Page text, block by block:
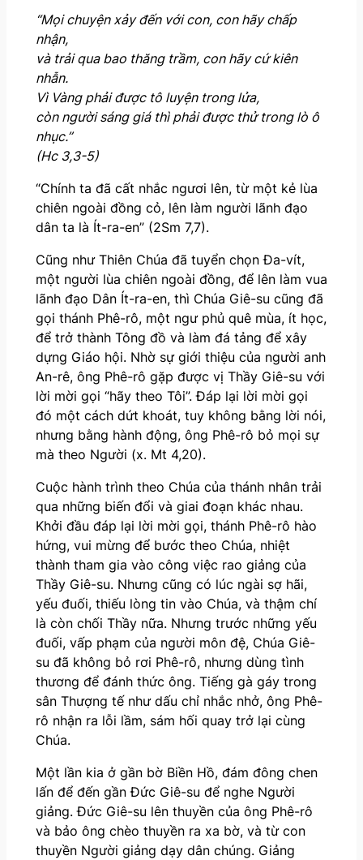
“Mọi chuyện xảy đến với con, con hãy chấp
nhận,
và trải qua bao thăng trầm, con hãy cứ kiên
nhẫn.
Vì Vàng phải được tô luyện trong lửa,
còn người sáng giá thì phải được thử trong lò ô
nhục.”
(Hc 3,3-5)
“Chính ta đã cất nhắc ngươi lên, từ một kẻ lùa
chiên ngoài đồng cỏ, lên làm người lãnh đạo
dân ta là Ít-ra-en” (2Sm 7,7).
Cũng như Thiên Chúa đã tuyển chọn Đa-vít,
một người lùa chiên ngoài đồng, để lên làm vua
lãnh đạo Dân Ít-ra-en, thì Chúa Giê-su cũng đã
gọi thánh Phê-rô, một ngư phủ quê mùa, ít học,
để trở thành Tông đồ và làm đá tảng để xây
dựng Giáo hội. Nhờ sự giới thiệu của người anh
An-rê, ông Phê-rô gặp được vị Thầy Giê-su với
lời mời gọi “hãy theo Tôi”. Đáp lại lời mời gọi
đó một cách dứt khoát, tuy không bằng lời nói,
nhưng bằng hành động, ông Phê-rô bỏ mọi sự
mà theo Người (x. Mt 4,20).
Cuộc hành trình theo Chúa của thánh nhân trải
qua những biến đổi và giai đoạn khác nhau.
Khởi đầu đáp lại lời mời gọi, thánh Phê-rô hào
hứng, vui mừng để bước theo Chúa, nhiệt
thành tham gia vào công việc rao giảng của
Thầy Giê-su. Nhưng cũng có lúc ngài sợ hãi,
yếu đuối, thiếu lòng tin vào Chúa, và thậm chí
là còn chối Thầy nữa. Nhưng trước những yếu
đuối, vấp phạm của người môn đệ, Chúa Giê-
su đã không bỏ rơi Phê-rô, nhưng dùng tình
thương để đánh thức ông. Tiếng gà gáy trong
sân Thượng tế như dấu chỉ nhắc nhở, ông Phê-
rô nhận ra lỗi lầm, sám hối quay trở lại cùng
Chúa.
Một lần kia ở gần bờ Biền Hồ, đám đông chen
lấn để đến gần Đức Giê-su để nghe Người
giảng. Đức Giê-su lên thuyền của ông Phê-rô
và bảo ông chèo thuyền ra xa bờ, và từ con
thuyền Người giảng dạy dân chúng. Giảng